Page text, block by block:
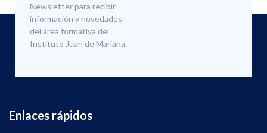
Newsletter para recibir
información y novedades
del área formativa del
Instituto Juan de Mariana.
Enlaces rápidos